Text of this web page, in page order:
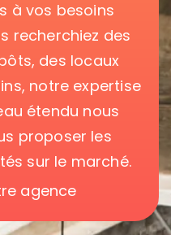
à vos besoins
recherchiez des
des locaux
notre expertise
étendu nous
proposer les
sur le marché.
agence